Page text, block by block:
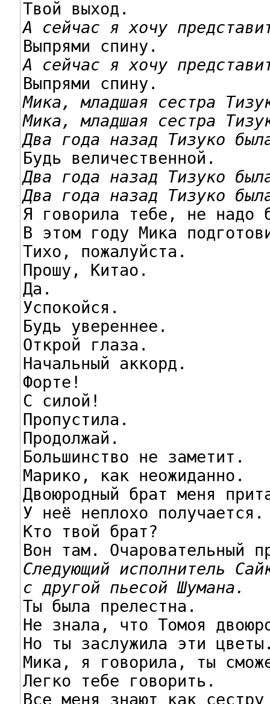
А сейчас я хочу
А сейчас я хочу
Мика, младшая сестра
Мика, младшая сестра
Два года назад Тизуко
Два года назад Тизуко
Два года назад Тизуко
Я говорила тебе, не надо
В этом году Мика
Тихо, пожалуйста.
Прошу, Китао.
Да.
Успокойся.
Будь увереннее.
Открой глаза.
Начальный аккорд.
Форте!
С силой!
Пропустила.
Продолжай.
Большинство не заметит.
Марико, как неожиданно.
Двоюродный брат меня
У неё неплохо получается.
Кто твой брат?
Следующий исполнитель
с другой пьесой Шумана.
Ты была прелестна.
Не знала, что Томоя
Но ты заслужила эти
Мика, я говорила, ты
Легко тебе говорить.
Все меня знают как